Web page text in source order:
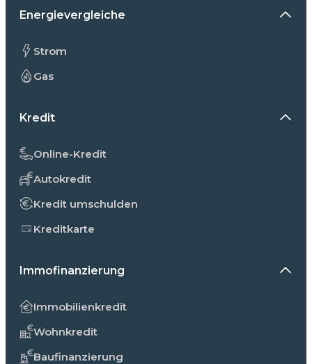
Energievergleiche
Strom
Gas
Kredit
Online-Kredit
Autokredit
Kredit umschulden
Kreditkarte
Immofinanzierung
Immobilienkredit
Wohnkredit
Baufinanzierung